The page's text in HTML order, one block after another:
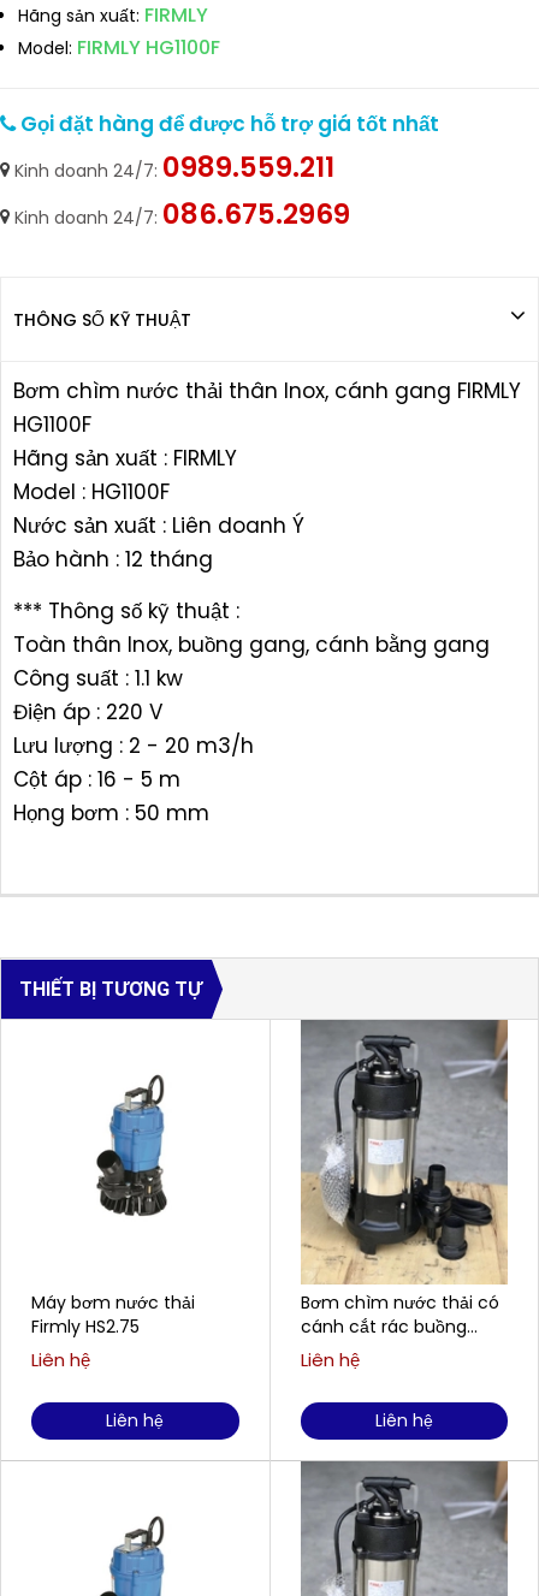
Hãng sản xuất: FIRMLY
Model: FIRMLY HG1100F
Gọi đặt hàng để được hỗ trợ giá tốt nhất
Kinh doanh 24/7: 0989.559.211
Kinh doanh 24/7: 086.675.2969
THÔNG SỐ KỸ THUẬT
Bơm chìm nước thải thân Inox, cánh gang FIRMLY
HG1100F
Hãng sản xuất : FIRMLY
Model : HG1100F
Nước sản xuất : Liên doanh Ý
Bảo hành : 12 tháng
*** Thông số kỹ thuật :
Toàn thân Inox, buồng gang, cánh bằng gang
Công suất : 1.1 kw
Điện áp : 220 V
Lưu lượng : 2 - 20 m3/h
Cột áp : 16 - 5 m
Họng bơm : 50 mm
THIẾT BỊ TƯƠNG TỰ
Máy bơm nước thải
Firmly HS2.75
Liên hệ
Liên hệ
Bơm chìm nước thải có
cánh cắt rác buồng
gang, cánh gang FIRMLY
H1100CT
Liên hệ
Liên hệ